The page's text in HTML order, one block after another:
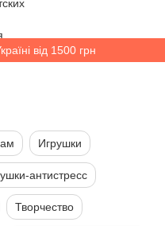
від 1500 грн
Игрушки
антистресс
Творчество